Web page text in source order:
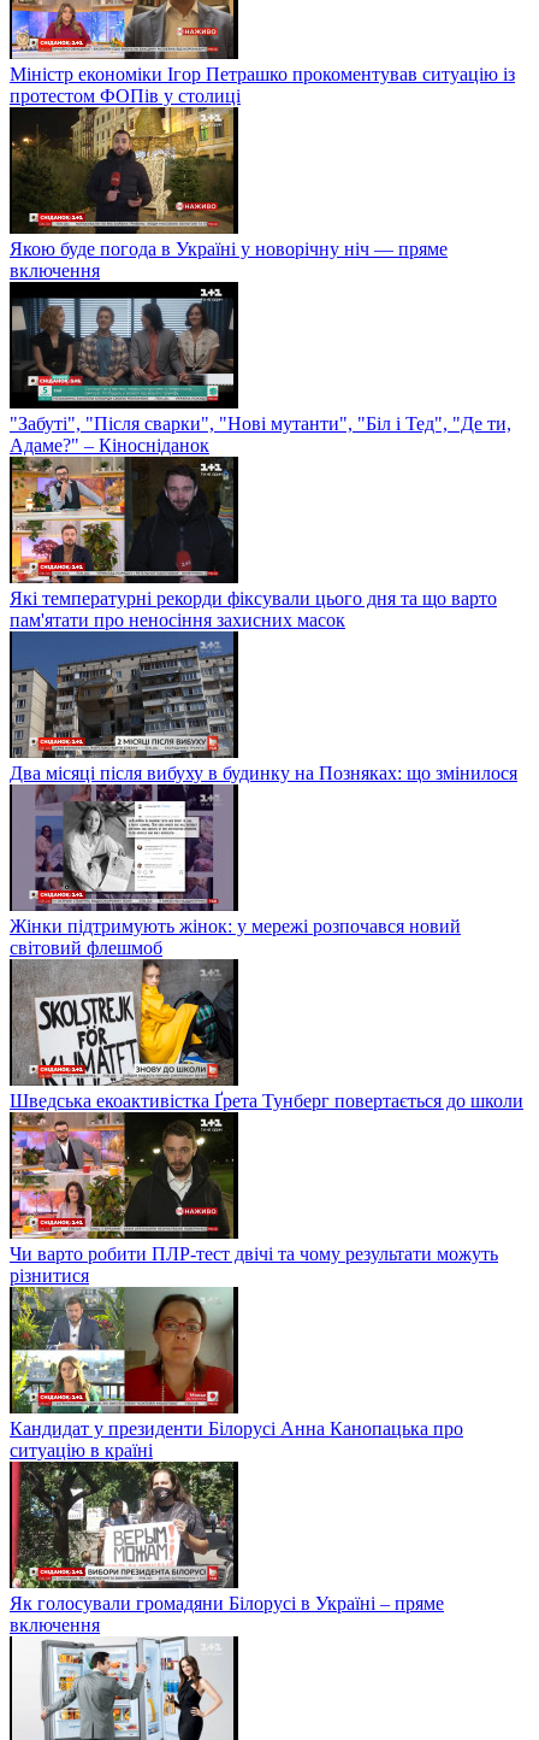
Міністр економіки Ігор Петрашко прокоментував ситуацію із
протестом ФОПів у столиці
Якою буде погода в Україні у новорічну ніч — пряме
включення
"Забуті", "Після сварки", "Нові мутанти", "Біл і Тед", "Де ти,
Адаме?" – Кіносніданок
Які температурні рекорди фіксували цього дня та що варто
пам'ятати про неносіння захисних масок
Два місяці після вибуху в будинку на Позняках: що змінилося
Жінки підтримують жінок: у мережі розпочався новий
світовий флешмоб
Шведська екоактивістка Ґрета Тунберг повертається до школи
Чи варто робити ПЛР-тест двічі та чому результати можуть
різнитися
Кандидат у президенти Білорусі Анна Канопацька про
ситуацію в країні
Як голосували громадяни Білорусі в Україні – пряме
включення